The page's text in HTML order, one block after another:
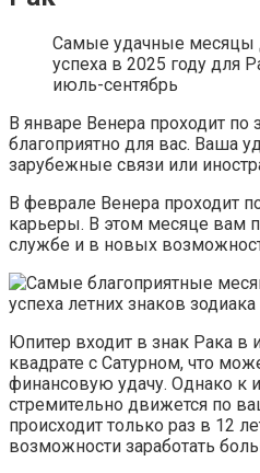
Самые удачные месяцы
успеха в 2025 году для
июль-сентябрь
В январе Венера проходит по
благоприятно для вас. Ваша
зарубежные связи или
В феврале Венера проходит
карьеры. В этом месяце вам
службе и в новых
Юпитер входит в знак Рака в
квадрате с Сатурном, что
финансовую удачу. Однако
стремительно движется по
происходит только раз в 12
возможности заработать